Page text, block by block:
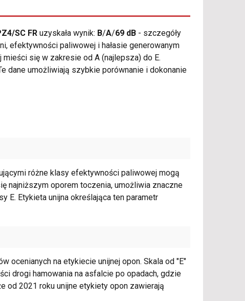
SC FR uzyskała wynik: B/A/69 dB - szczegóły
efektywności paliwowej i hałasie generowanym
się w zakresie od A (najlepsza) do E.
dane umożliwiają szybkie porównanie i dokonanie
różne klasy efektywności paliwowej mogą
najniższym oporem toczenia, umożliwia znaczne
E. Etykieta unijna określająca ten parametr
ocenianych na etykiecie unijnej opon. Skala od "E"
drogi hamowania na asfalcie po opadach, gdzie
od 2021 roku unijne etykiety opon zawierają